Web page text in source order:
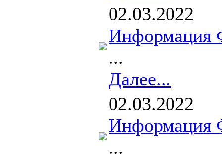
02.03.2022
Информация
...
Далее...
02.03.2022
Информация
...